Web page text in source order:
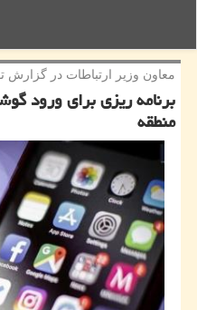
معاون وزیر ارتباطات در گزارش
برنامه ریزی برای ورود
منطقه